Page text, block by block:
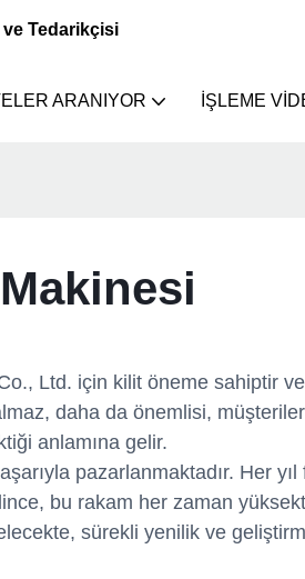
ve Tedarikçisi
ARANIYOR İŞLEME
Ltd. için kilit öneme sahiptir
daha da önemlisi,
anlamına gelir.
pazarlanmaktadır. Her
bu rakam her zaman
sürekli yenilik ve